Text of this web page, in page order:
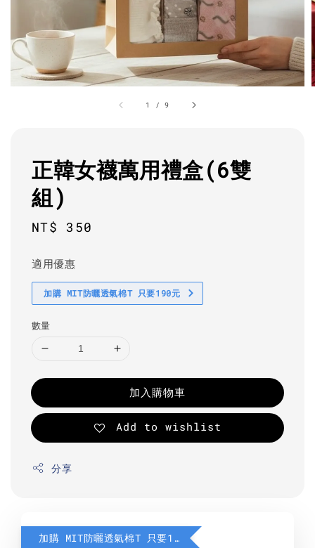
1 /9
正韓女襪萬用禮盒(6雙
組)
Regular
NT$ 350
適用優惠
加購 MIT防曬透氣棉T 只要190元
數量
加入購物車
Add to wishlist
分享
加購 MIT防曬透氣棉T 只要190元